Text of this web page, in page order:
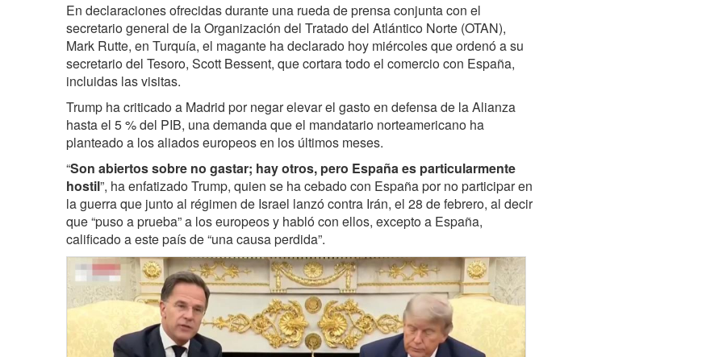
En declaraciones ofrecidas durante una rueda de prensa conjunta con el
secretario general de la Organización del Tratado del Atlántico Norte (OTAN),
Mark Rutte, en Turquía, el magante ha declarado hoy miércoles que ordenó a su
secretario del Tesoro, Scott Bessent, que cortara todo el comercio con España,
incluidas las visitas.
Trump ha criticado a Madrid por negar elevar el gasto en defensa de la Alianza
hasta el 5 % del PIB, una demanda que el mandatario norteamericano ha
planteado a los aliados europeos en los últimos meses.
“Son abiertos sobre no gastar; hay otros, pero España es particularmente
hostil”, ha enfatizado Trump, quien se ha cebado con España por no participar en
la guerra que junto al régimen de Israel lanzó contra Irán, el 28 de febrero, al decir
que “puso a prueba” a los europeos y habló con ellos, excepto a España,
calificado a este país de “una causa perdida”.